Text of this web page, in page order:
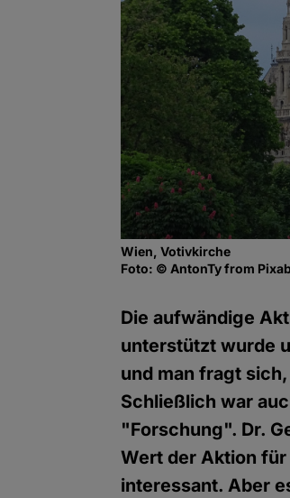
Wien, Votivkirche
Foto: © AntonTy from
Die aufwändige
unterstützt wurde
und man fragt
Schließlich war
"Forschung". Dr.
Wert der Aktion für
interessant. Aber